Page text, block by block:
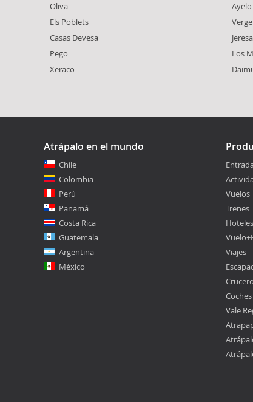
Oliva
Els Poblets
Casas Devesa
Pego
Xeraco
Jeresa
Los
Atrápalo en el mundo
Chile
Colombia
Perú
Panamá
Costa Rica
Guatemala
Argentina
México
Vuelos
Trenes
Hoteles
Viajes
Coches
Vale